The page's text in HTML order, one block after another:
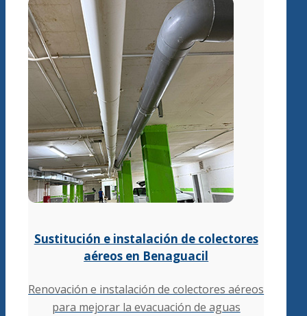
Sustitución e instalación de colectores
aéreos en Benaguacil
Renovación e instalación de colectores aéreos
para mejorar la evacuación de aguas